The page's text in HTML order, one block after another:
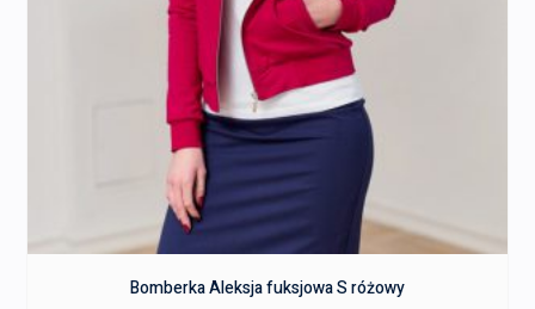
Bomberka Aleksja fuksjowa S różowy